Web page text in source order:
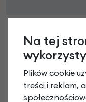
Klienci
Nikt wcześniej
Na tej
Plików cookie
treści i reklam,